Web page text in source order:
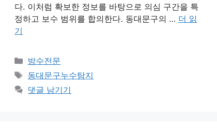
다. 이처럼 확보한 정보를 바탕으로 의심 구간을 특
정하고 보수 범위를 합의한다. 동대문구의 … 더 읽
기
카
테
고
리
방수전문
태
그
동대문구누수탐지
댓글 남기기